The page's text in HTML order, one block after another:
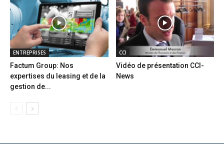
ENTREPRISES
Factum Group: Nos
expertises du leasing et de la
gestion de...
CCI
Vidéo de présentation CCI-
News